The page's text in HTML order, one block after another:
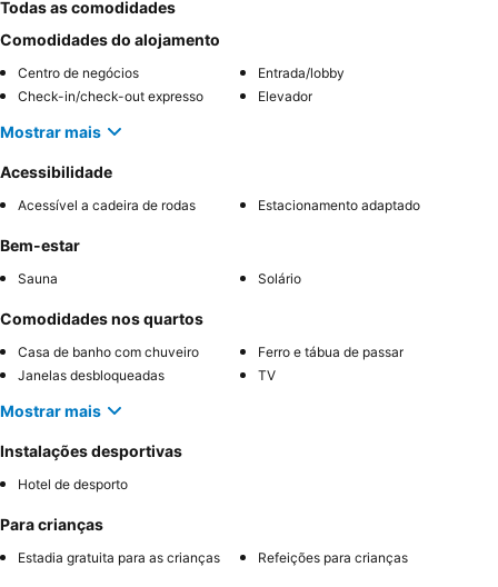
Todas as comodidades
Comodidades do alojamento
Centro de negócios
Entrada/lobby
Check-in/check-out expresso
Elevador
Mostrar mais
Acessibilidade
Acessível a cadeira de rodas Estacionamento adaptado
Bem-estar
Sauna Solário
Comodidades nos quartos
Casa de banho com chuveiro
Ferro e tábua de passar
Janelas desbloqueadas
TV
Mostrar mais
Instalações desportivas
Hotel de desporto
Para crianças
Estadia gratuita para as crianças Refeições para crianças